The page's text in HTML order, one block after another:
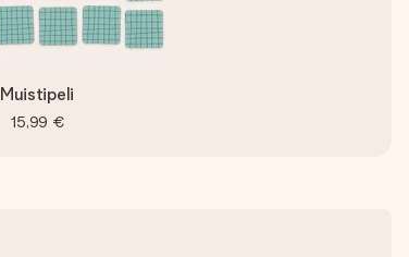
Muistipeli
15,99 €